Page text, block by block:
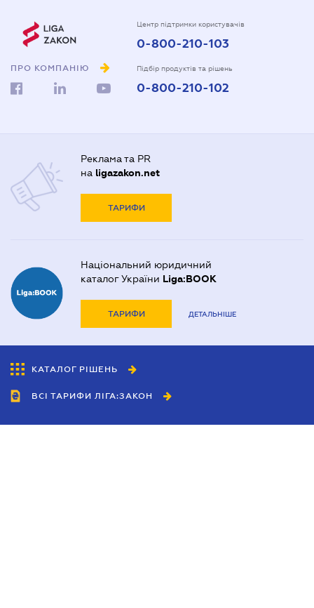
ПРО КОМПАНІЮ
Центр підтримки користувачів
0-800-210-103
Підбір продуктів та рішень
0-800-210-102
Реклама та PR
на ligazakon.net
ТАРИФИ
Національний юридичний
каталог України Liga:BOOK
ТАРИФИ ДЕТАЛЬНІШЕ
КАТАЛОГ РІШЕНЬ
ВСІ ТАРИФИ ЛІГА:ЗАКОН